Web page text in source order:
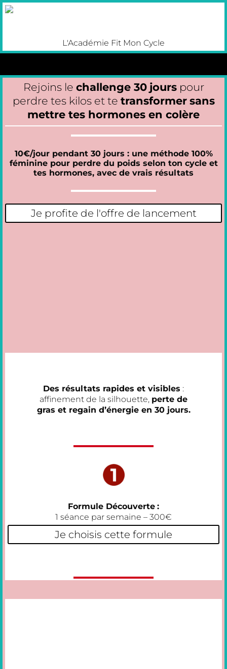
L'Académie Fit Mon Cycle
Rejoins le challenge 30 jourspour
perdre tes kilos et te transformer sans
mettre tes hormones en colère
10€/jour pendant 30 jours : une méthode 100%
féminine pour perdre du poids selon ton cycle et
tes hormones, avec de vrais résultats
Je profite de l'offre de lancement
Des résultats rapides et visibles :
affinement de la silhouette, perte de
gras et regain d’énergie en 30 jours.
Formule Découverte :
1 séance par semaine – 300€
Je choisis cette formule